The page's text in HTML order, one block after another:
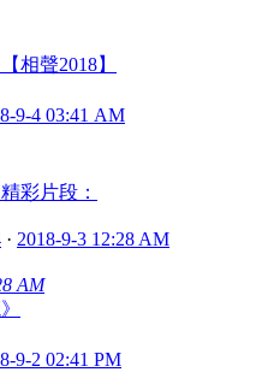
相聲2018】
9-4 03:41 AM
彩片段：
· 2018-9-3 12:28 AM
AM
9-2 02:41 PM